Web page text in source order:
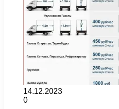
14.12.2023
0